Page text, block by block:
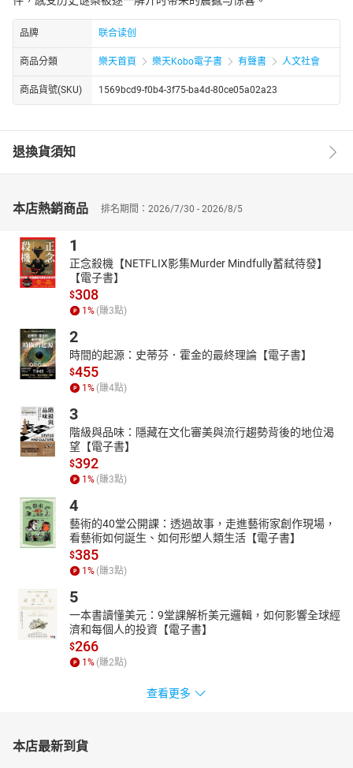
品牌 联合读创
商品分類 樂天首頁 樂天Kobo電子書 有聲書 人文社會
商品貨號(SKU) 1569bcd9-f0b4-3f75-ba4d-80ce05a02a23
退換貨須知
本店熱銷商品 排名期間：2026/7/30 - 2026/8/5
1
正念殺機【NETFLIX影集Murder Mindfully蓄弒待發】
【電子書】
$308
1% (賺3點)
2
時間的起源：史蒂芬．霍金的最終理論【電子書】
$455
1% (賺4點)
3
階級與品味：隱藏在文化審美與流行趨勢背後的地位渴
望【電子書】
$392
1% (賺3點)
4
藝術的40堂公開課：透過故事，走進藝術家創作現場，
看藝術如何誕生、如何形塑人類生活【電子書】
$385
1% (賺3點)
5
一本書讀懂美元：9堂課解析美元邏輯，如何影響全球經
濟和每個人的投資【電子書】
$266
1% (賺2點)
查看更多
本店最新到貨